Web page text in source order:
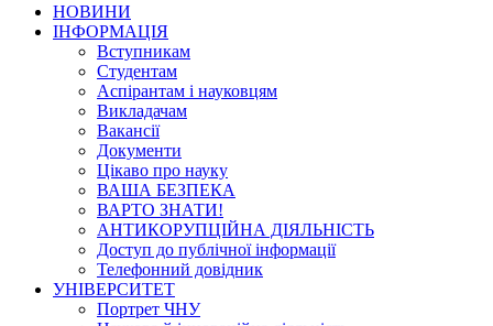
НОВИНИ
ІНФОРМАЦІЯ
Вступникам
Студентам
Аспірантам і науковцям
Викладачам
Вакансії
Документи
Цікаво про науку
ВАША БЕЗПЕКА
ВАРТО ЗНАТИ!
АНТИКОРУПЦІЙНА ДІЯЛЬНІСТЬ
Доступ до публічної інформації
Телефонний довідник
УНІВЕРСИТЕТ
Портрет ЧНУ